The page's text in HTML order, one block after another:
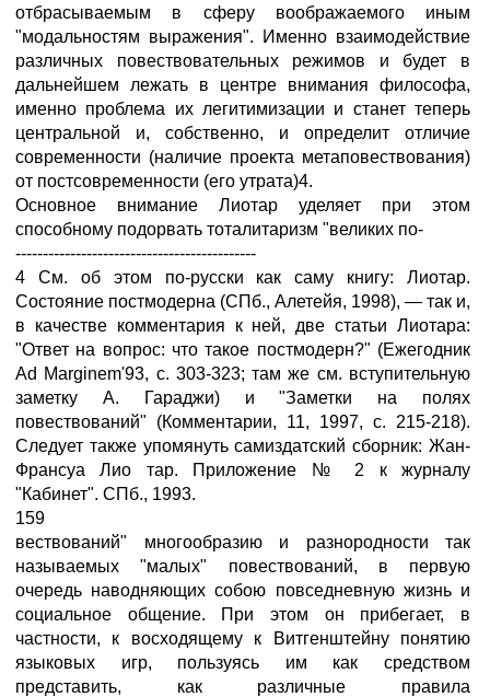
отбрасываемым в сферу воображаемого иным
"модальностям выражения". Именно взаимодействие
различных повествовательных режимов и будет в
дальнейшем лежать в центре внимания философа,
именно проблема их легитимизации и станет теперь
центральной и, собственно, и определит отличие
современности (наличие проекта метаповествования)
от постсовременности (его утрата)4.
Основное внимание Лиотар уделяет при этом
способному подорвать тоталитаризм "великих по-
--------------------------------------------
4 См. об этом по-русски как саму книгу: Лиотар.
Состояние постмодерна (СПб., Алетейя, 1998), — так и,
в качестве комментария к ней, две статьи Лиотара:
"Ответ на вопрос: что такое постмодерн?" (Ежегодник
Ad Marginem'93, с. 303-323; там же см. вступительную
заметку А. Гараджи) и "Заметки на полях
повествований" (Комментарии, 11, 1997, с. 215-218).
Следует также упомянуть самиздатский сборник: Жан-
Франсуа Лио тар. Приложение № 2 к журналу
"Кабинет". СПб., 1993.
159
вествований" многообразию и разнородности так
называемых "малых" повествований, в первую
очередь наводняющих собою повседневную жизнь и
социальное общение. При этом он прибегает, в
частности, к восходящему к Витгенштейну понятию
языковых игр, пользуясь им как средством
представить, как различные правила